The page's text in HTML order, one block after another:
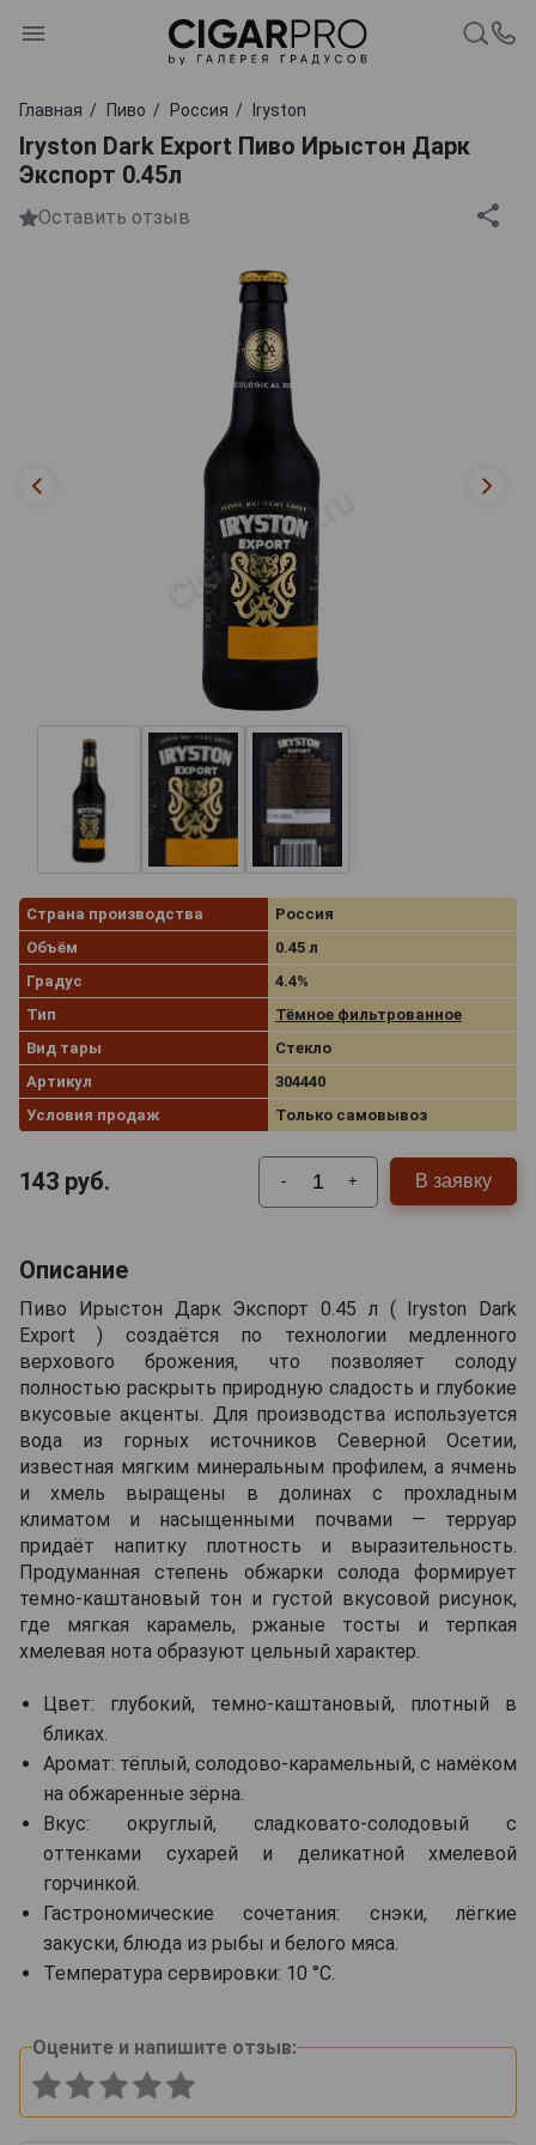
Главная Пиво Россия Iryston
Iryston Dark Export Пиво Ирыстон Дарк
Экспорт 0.45л
Оставить отзыв
Страна производства
Россия
Объём
0.45 л
Градус
4.4%
Тип
Тёмное фильтрованное
Вид тары
Стекло
Артикул
304440
Условия продаж
Только самовывоз
143 руб. - + В заявку
Описание
Пиво Ирыстон Дарк Экспорт 0.45 л ( Iryston Dark
Export ) создаётся по технологии медленного
верхового брожения, что позволяет солоду
полностью раскрыть природную сладость и глубокие
вкусовые акценты. Для производства используется
вода из горных источников Северной Осетии,
известная мягким минеральным профилем, а ячмень
и хмель выращены в долинах с прохладным
климатом и насыщенными почвами — терруар
придаёт напитку плотность и выразительность.
Продуманная степень обжарки солода формирует
темно-каштановый тон и густой вкусовой рисунок,
где мягкая карамель, ржаные тосты и терпкая
хмелевая нота образуют цельный характер.
Цвет: глубокий, темно-каштановый, плотный в
бликах.
Аромат: тёплый, солодово-карамельный, с намёком
на обжаренные зёрна.
Вкус: округлый, сладковато-солодовый с
оттенками сухарей и деликатной хмелевой
горчинкой.
Гастрономические сочетания: снэки, лёгкие
закуски, блюда из рыбы и белого мяса.
Температура сервировки: 10 °C.
Оцените и напишите отзыв: